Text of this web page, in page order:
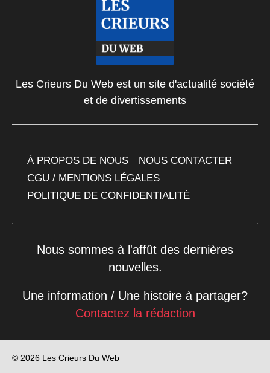
Les Crieurs Du Web est un site d'actualité société
et de divertissements
À PROPOS DE NOUS
NOUS CONTACTER
CGU / MENTIONS LÉGALES
POLITIQUE DE CONFIDENTIALITÉ
Nous sommes à l'affût des dernières
nouvelles.
Une information / Une histoire à partager?
Contactez la rédaction
© 2026 Les Crieurs Du Web